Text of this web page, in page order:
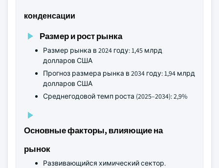
конденсации
Размер и рост рынка
Размер рынка в 2024 году: 1,45 млрд
долларов США
Прогноз размера рынка в 2034 году: 1,94 млрд
долларов США
Среднегодовой темп роста (2025–2034): 2,9%
Основные факторы, влияющие на
рынок
Развивающийся химический сектор.